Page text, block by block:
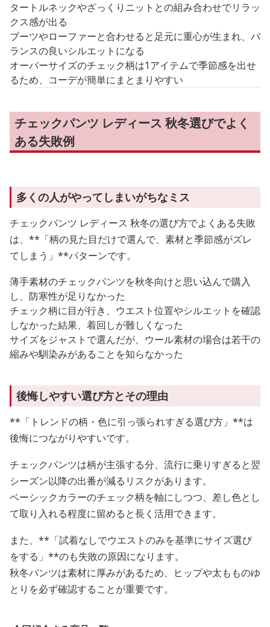
タートルネックやざっくりニットとの組み合わせでリラッ
クス感が出る
ブーツやローファーと合わせると足元に重心が生まれ、バ
ランスの良いシルエットになる
オーバーサイズのチェック柄は1アイテムで季節感を出せ
るため、コーデが簡単にまとまりやすい
チェックパンツ レディース 秋冬選びでよく
ある失敗例
多くの人がやってしまいがちなミス
チェックパンツ レディース 秋冬の選び方でよくある失敗
は、**「柄の見た目だけで選んで、素材と季節感がズレ
てしまう」**パターンです。
薄手素材のチェックパンツを秋冬向けと思い込んで購入
し、防寒性が足りなかった
チェック柄に目が行き、ウエスト位置やシルエットを確認
しなかった結果、着回しが難しくなった
サイズをジャストで選んだが、ウール素材の場合は若干の
縮みや馴染みがあることを知らなかった
後悔しやすい選び方とその理由
**「トレンドの柄・色に引っ張られすぎる選び方」**は
後悔につながりやすいです。
チェックパンツは柄が主張する分、流行に乗りすぎると翌
シーズン以降の出番が減るリスクがあります。
ベーシックカラーのチェック柄を軸にしつつ、差し色とし
て取り入れる程度に留めると長く活用できます。
また、**「試着なしでウエストのみを基準にサイズ選び
をする」**のも失敗の原因になります。
秋冬パンツは素材に厚みがあるため、ヒップや太もものゆ
とりを必ず確認することが重要です。